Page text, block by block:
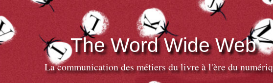
The Word Wide Web
La communication des métiers du livre à l'ère du